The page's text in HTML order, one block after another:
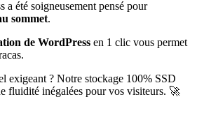
a été soigneusement pensé pour
sommet.
de WordPress en 1 clic vous permet
exigeant ? Notre stockage 100% SSD
fluidité inégalées pour vos visiteurs. 🚀